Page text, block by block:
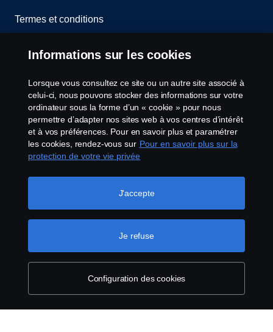
Termes et conditions
Contactez-nous
Lanceurs d’alerte
Politique de cookies
Configuration des cookies
© Copyright Scania 2026 Tous droits réservés.
Scania France SAS, 11 allée du Président Chirac,
49100 Angers, France, Tél. : +33 (0)2 41 41 33 33
Informations sur les cookies
Lorsque vous consultez ce site ou un autre site associé à
celui-ci, nous pouvons stocker des informations sur votre
ordinateur sous la forme d’un « cookie » pour nous
permettre d’adapter nos sites web à vos centres d’intérêt
et à vos préférences. Pour en savoir plus et paramétrer
les cookies, rendez-vous sur Pour en savoir plus sur la
protection de votre vie privée
Configuration des cookies
Je refuse
J'accepte